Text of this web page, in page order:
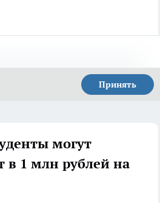
Принять
могут
в 1 млн рублей на